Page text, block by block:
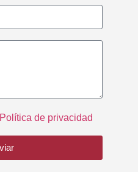
Política de privacidad